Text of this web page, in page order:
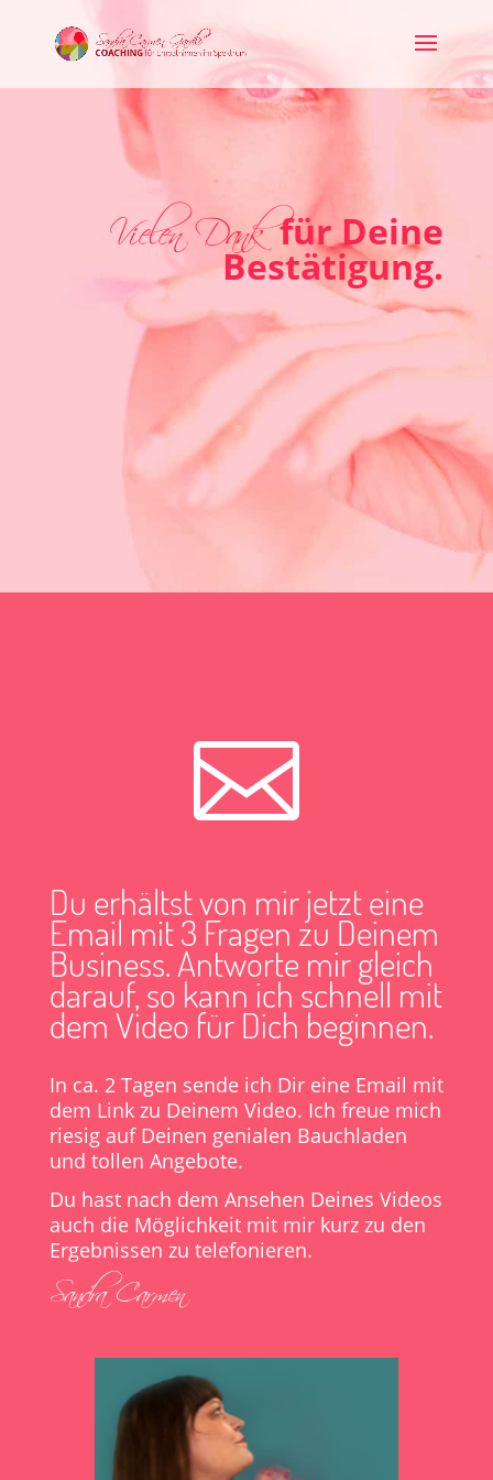
Vielen Dankfür Deine
Bestätigung.

Du erhältst von mir jetzt eine
Email mit 3 Fragen zu Deinem
Business. Antworte mir gleich
darauf, so kann ich schnell mit
dem Video für Dich beginnen.
In ca. 2 Tagen sende ich Dir eine Email mit
dem Link zu Deinem Video. Ich freue mich
riesig auf Deinen genialen Bauchladen
und tollen Angebote.
Du hast nach dem Ansehen Deines Videos
auch die Möglichkeit mit mir kurz zu den
Ergebnissen zu telefonieren.
Sandra Carmen